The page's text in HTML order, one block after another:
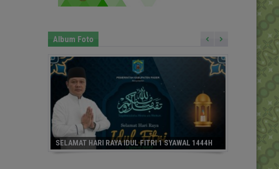
Album Foto
SELAMAT HARI RAYA IDUL FITRI 1 SYAWAL 1444H